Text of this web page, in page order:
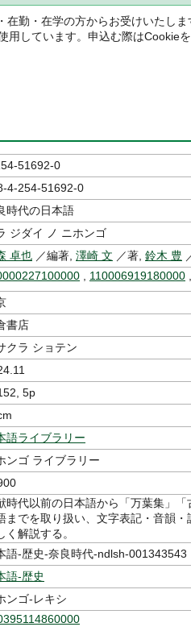
在勤・在学の方からお受けいたしま
用しています。申込む際はCookie
51692-0
4-254-51692-0
時代の日本語
ジダイ ノ ニホンゴ
卓也 ／編著, 澤崎 文 ／著, 鈴木 豊
110006919180000
書店
クラ ショテン
5p
語ライブラリー
ンゴ ライブラリー
時代以前の日本語から「万葉集」
までを取り扱い、文字表記・音韻
く解説する。
語-歴史-奈良時代-ndlsh-001343543
語-歴史
ンゴ-レキシ